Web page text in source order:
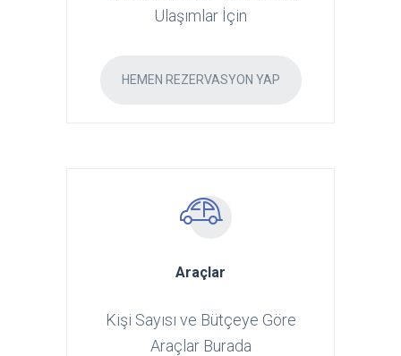
Ulaşımlar İçin
HEMEN REZERVASYON YAP
Araçlar
Kişi Sayısı ve Bütçeye Göre
Araçlar Burada